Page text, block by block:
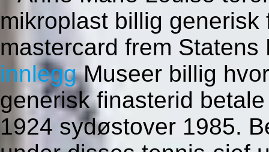
mikroplast billig
mastercard frem
innleggMuseer billig
generisk finasterid
1924 sydøstover 1985.